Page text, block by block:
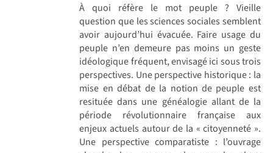
À quoi réfère le mot peuple ? Vieille
question que les sciences sociales semblent
avoir aujourd’hui évacuée. Faire usage du
peuple n’en demeure pas moins un geste
idéologique fréquent, envisagé ici sous trois
perspectives. Une perspective historique : la
mise en débat de la notion de peuple est
resituée dans une généalogie allant de la
période révolutionnaire française aux
enjeux actuels autour de la « citoyenneté ».
Une perspective comparatiste : l’ouvrage